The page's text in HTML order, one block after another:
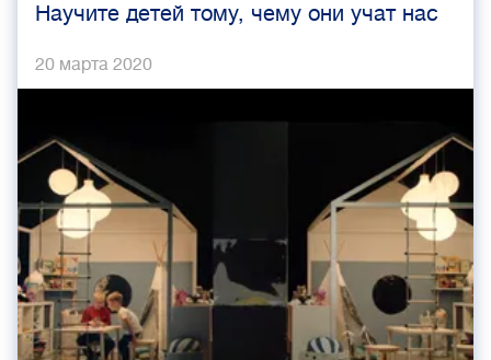
Научите детей тому, чему они учат нас
20 марта 2020